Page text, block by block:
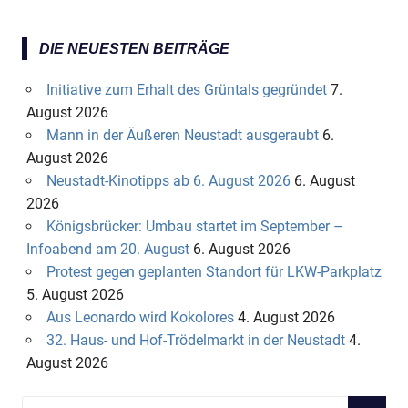
DIE NEUESTEN BEITRÄGE
Initiative zum Erhalt des Grüntals gegründet 7.
August 2026
Mann in der Äußeren Neustadt ausgeraubt 6.
August 2026
Neustadt-Kinotipps ab 6. August 2026 6. August
2026
Königsbrücker: Umbau startet im September –
Infoabend am 20. August 6. August 2026
Protest gegen geplanten Standort für LKW-Parkplatz
5. August 2026
Aus Leonardo wird Kokolores 4. August 2026
32. Haus- und Hof-Trödelmarkt in der Neustadt 4.
August 2026